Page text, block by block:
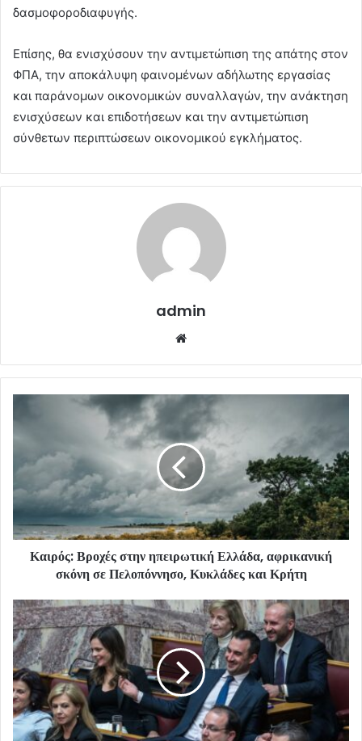
δασμοφοροδιαφυγής.
Επίσης, θα ενισχύσουν την αντιμετώπιση της απάτης στον
ΦΠΑ, την αποκάλυψη φαινομένων αδήλωτης εργασίας
και παράνομων οικονομικών συναλλαγών, την ανάκτηση
ενισχύσεων και επιδοτήσεων και την αντιμετώπιση
σύνθετων περιπτώσεων οικονομικού εγκλήματος.
admin
Καιρός: Βροχές στην ηπειρωτική Ελλάδα, αφρικανική
σκόνη σε Πελοπόννησο, Κυκλάδες και Κρήτη